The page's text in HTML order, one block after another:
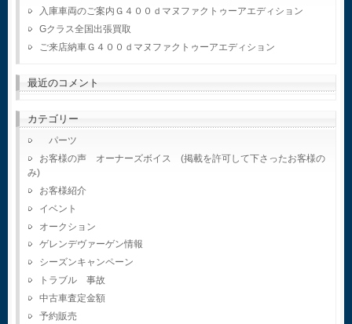
入庫車両のご案内Ｇ４００ｄマヌファクトゥーアエディション
Gクラス全国出張買取
ご来店納車Ｇ４００ｄマヌファクトゥーアエディション
最近のコメント
カテゴリー
パーツ
お客様の声 オーナーズボイス (掲載を許可して下さったお客様の
み)
お客様紹介
イベント
オークション
ゲレンデヴァーゲン情報
シーズンキャンペーン
トラブル 事故
中古車査定金額
予約販売